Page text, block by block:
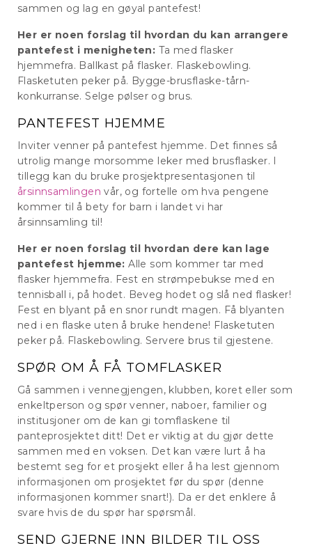
sammen og lag en gøyal pantefest!
Her er noen forslag til hvordan du kan arrangere
pantefest i menigheten: Ta med flasker
hjemmefra. Ballkast på flasker. Flaskebowling.
Flasketuten peker på. Bygge-brusflaske-tårn-
konkurranse. Selge pølser og brus.
PANTEFEST HJEMME
Inviter venner på pantefest hjemme. Det finnes så
utrolig mange morsomme leker med brusflasker. I
tillegg kan du bruke prosjektpresentasjonen til
årsinnsamlingen vår, og fortelle om hva pengene
kommer til å bety for barn i landet vi har
årsinnsamling til!
Her er noen forslag til hvordan dere kan lage
pantefest hjemme: Alle som kommer tar med
flasker hjemmefra. Fest en strømpebukse med en
tennisball i, på hodet. Beveg hodet og slå ned flasker!
Fest en blyant på en snor rundt magen. Få blyanten
ned i en flaske uten å bruke hendene! Flasketuten
peker på. Flaskebowling. Servere brus til gjestene.
SPØR OM Å FÅ TOMFLASKER
Gå sammen i vennegjengen, klubben, koret eller som
enkeltperson og spør venner, naboer, familier og
institusjoner om de kan gi tomflaskene til
panteprosjektet ditt! Det er viktig at du gjør dette
sammen med en voksen. Det kan være lurt å ha
bestemt seg for et prosjekt eller å ha lest gjennom
informasjonen om prosjektet før du spør (denne
informasjonen kommer snart!). Da er det enklere å
svare hvis de du spør har spørsmål.
SEND GJERNE INN BILDER TIL OSS